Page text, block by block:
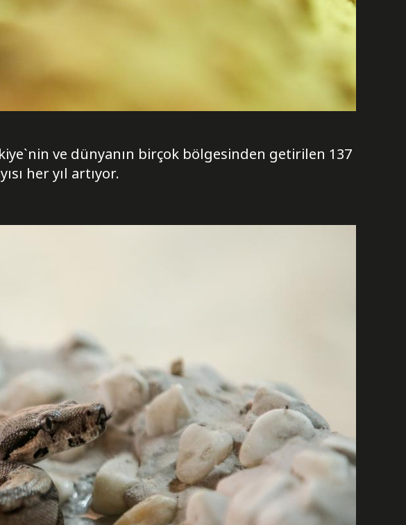
ve dünyanın birçok bölgesinden getirilen 137
her yıl artıyor.